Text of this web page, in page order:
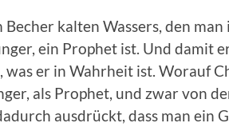
kalten Wassers, den
ein Prophet ist. Und damit
was er in Wahrheit ist. Worauf
als Prophet, und zwar von
ausdrückt, dass man ein